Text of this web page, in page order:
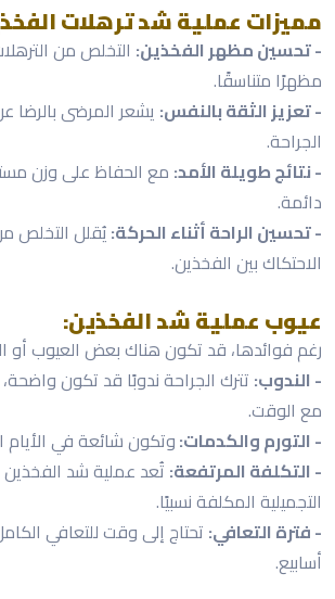
مميزات عملية شد ترهلات
- تحسين مظهر الفخذين: التخلص من
مظهرًا متناسقًا.
- تعزيز الثقة بالنفس: يشعر المرضى
الجراحة.
- نتائج طويلة الأمد: مع الحفاظ على وزن
دائمة.
- تحسين الراحة أثناء الحركة:يُقلل التخلص
الاحتكاك بين الفخذين.
عيوب عملية شد الفخذين:
رغم فوائدها، قد تكون هناك بعض العيوب أو
- الندوب: تترك الجراحة ندوبًا قد تكون
مع الوقت.
- التورم والكدمات:وتكون شائعة في الأيام
- التكلفة المرتفعة: تُعد عملية شد
التجميلية المكلفة نسبيًا.
- فترة التعافي:
أسابيع.